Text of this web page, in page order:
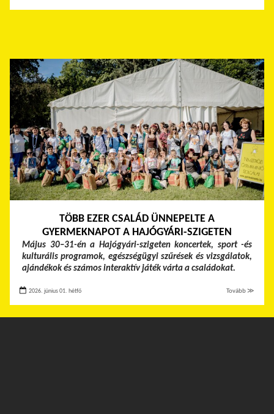
TÖBB EZER CSALÁD ÜNNEPELTE A
GYERMEKNAPOT A HAJÓGYÁRI-SZIGETEN
Május 30–31-én a Hajógyári-szigeten koncertek, sport -és
kulturális programok, egészségügyi szűrések és vizsgálatok,
ajándékok és számos interaktív játék várta a családokat.
2026. június 01. hétfő Tovább ≫